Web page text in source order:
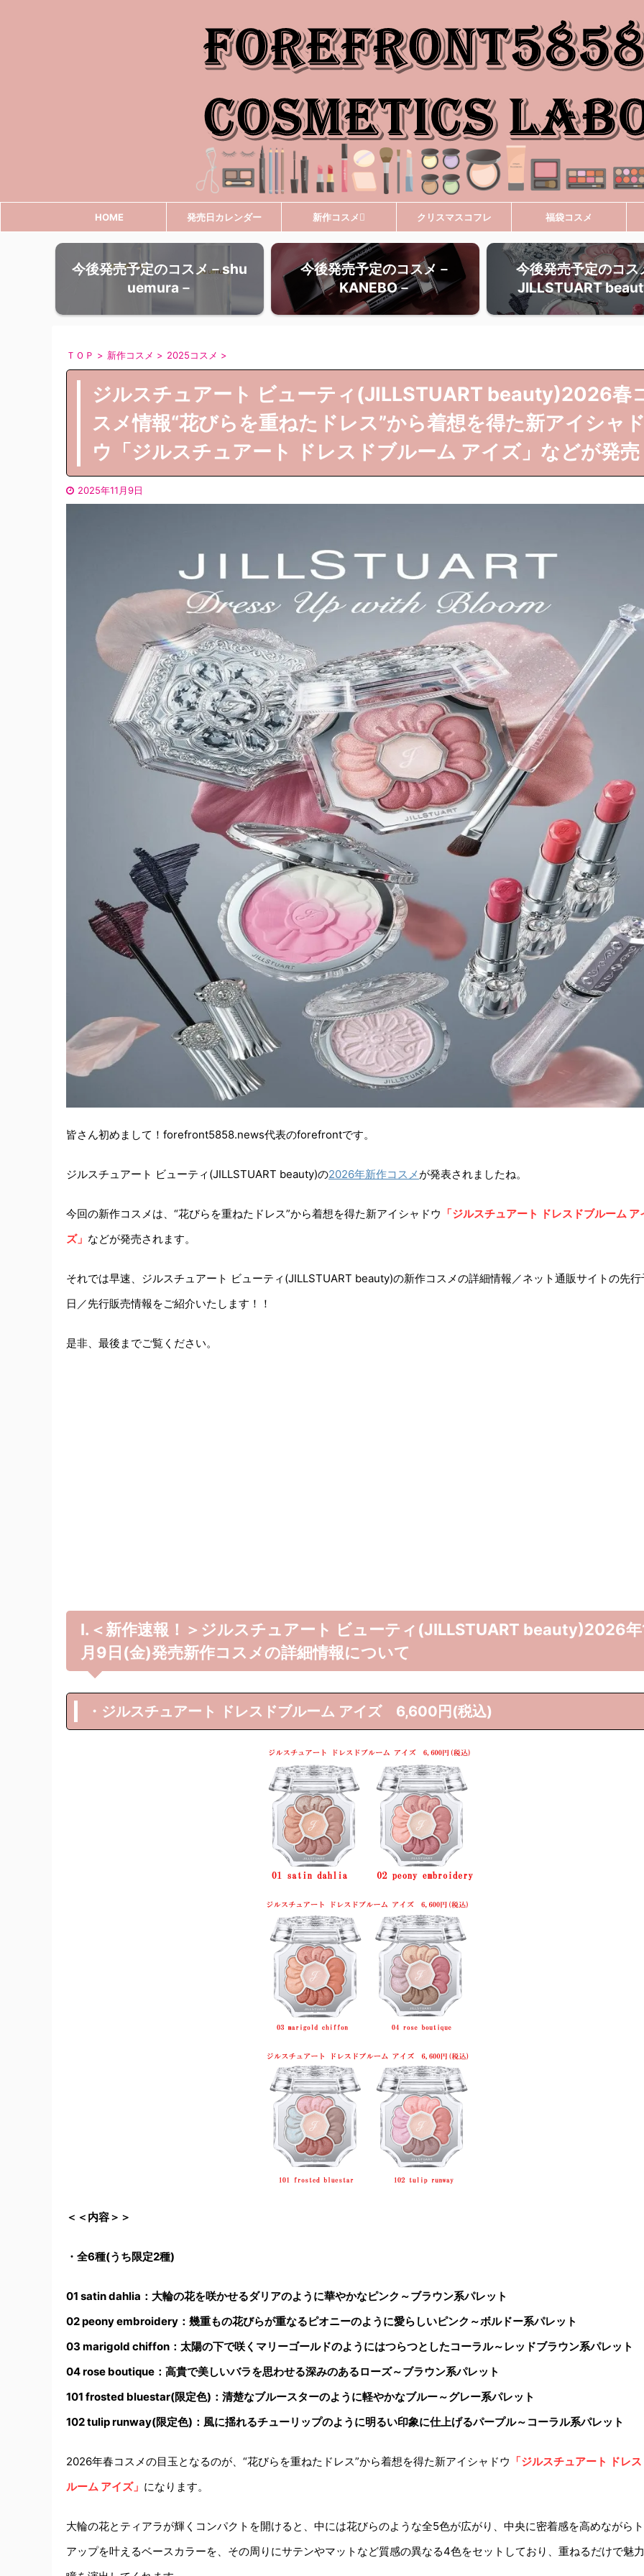
HOME 発売日カレンダー 新作コスメ クリスマスコフレ 福袋コスメ
今後発売予定のコスメ－shu
uemura－
今後発売予定のコスメ－
KANEBO－
今後発売予定のコス
JILLSTUART
ＴＯＰ > 新作コスメ > 2025コスメ >
ジルスチュアート ビューティ(JILLSTUART beauty)2026春
スメ情報“花びらを重ねたドレス”から着想を得た新アイシャ
ウ「ジルスチュアート ドレスドブルーム アイズ」などが発売
2025年11月9日
皆さん初めまして！forefront5858.news代表のforefrontです。
ジルスチュアート ビューティ(JILLSTUART beauty)の2026年新作コスメ が発表されましたね。
今回の新作コスメは、“花びらを重ねたドレス”から着想を得た新アイシャドウ 「ジルスチュアート ドレスドブルーム ア
ズ」 などが発売されます。
それでは早速、ジルスチュアート ビューティ(JILLSTUART beauty)の新作コスメの詳細情報／ネット通販サイトの先行
日／先行販売情報をご紹介いたします！！
是非、最後までご覧ください。
Ⅰ.＜新作速報！＞ジルスチュアート ビューティ(JILLSTUART beauty)2026年
月9日(金)発売新作コスメの詳細情報について
・ジルスチュアート ドレスドブルーム アイズ 6,600円(税込)
＜＜内容＞＞
・全6種(うち限定2種)
01 satin dahlia： 大輪の花を咲かせるダリアのように華やかなピンク～ブラウン系パレット
02 peony embroidery： 幾重もの花びらが重なるピオニーのように愛らしいピンク～ボルドー系パレット
03 marigold chiffon： 太陽の下で咲くマリーゴールドのようにはつらつとしたコーラル～レッドブラウン系パレット
04 rose boutique： 高貴で美しいバラを思わせる深みのあるローズ～ブラウン系パレット
101 frosted bluestar(限定色)： 清楚なブルースターのように軽やかなブルー～グレー系パレット
102 tulip runway(限定色)： 風に揺れるチューリップのように明るい印象に仕上げるパープル～コーラル系パレット
2026年春コスメの目玉となるのが、“花びらを重ねたドレス”から着想を得た新アイシャドウ 「ジルスチュアート ドレ
ルーム アイズ」 になります。
大輪の花とティアラが輝くコンパクトを開けると、中には花びらのような全5色が広がり、中央に密着感を高めながら
アップを叶えるベースカラーを、その周りにサテンやマットなど質感の異なる4色をセットしており、重ねるだけで魅